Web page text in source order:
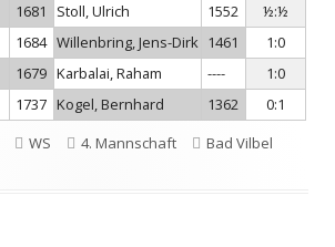
1681 Stoll, Ulrich 1552
½:½
1684 Willenbring, Jens-Dirk 1461
1:0
1679 Karbalai, Raham ----
1:0
1737 Kogel, Bernhard 1362
0:1
Autor
WS Kategorien
4. Mannschaft Schlagwörter
Bad Vilbel